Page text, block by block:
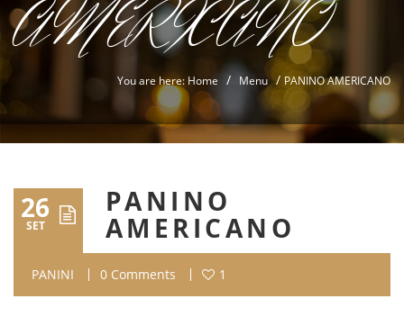
AMERICANO
You are here: Home / Menu / PANINO AMERICANO
26
SET
PANINO
AMERICANO
PANINI 0 Comments 1